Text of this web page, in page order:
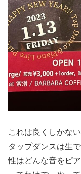
これは良くしかない
タップダンスは生
性はどんな音をピ